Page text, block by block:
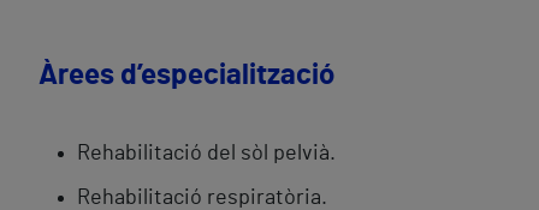
Àrees d’especialització
Rehabilitació del sòl pelvià.
Rehabilitació respiratòria.